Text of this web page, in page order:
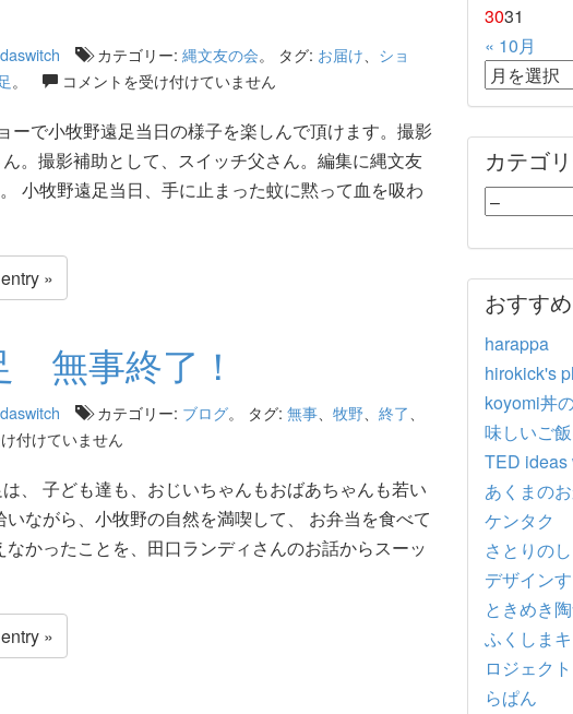
カテゴリー: 縄文友の会。 タグ: お届け
ショ
。 コメントを受け付けていません
ーで小牧野遠足当日の様子を楽しんで頂けます。撮影
。撮影補助として、スイッチ父さん。編集に縄文友
小牧野遠足当日、手に止まった蚊に黙って血を吸わ
»
無事終了！
カテゴリー: ブログ。 タグ: 無事、 牧野 終了
付けていません
、 子ども達も、おじいちゃんもおばあちゃんも若い
いながら、小牧野の自然を満喫して、 お弁当を食べて
かったことを、田口ランディさんのお話からスーッ
»
3031
« 10月
カテゴ
おすす
harappa
hirokick's
koyomi丼
味しいご
TED ideas
あくまの
ケンタク
さとりのし
デザイン
ときめき
ふくしま
ロジェクト
らぱん